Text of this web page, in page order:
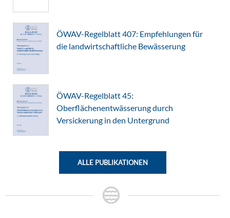
ÖWAV-Regelblatt 407: Empfehlungen für
die landwirtschaftliche Bewässerung
ÖWAV-Regelblatt 45:
Oberflächenentwässerung durch
Versickerung in den Untergrund
ALLE PUBLIKATIONEN